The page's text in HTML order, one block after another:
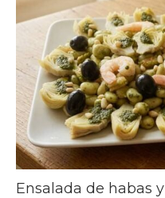
Ensalada de habas